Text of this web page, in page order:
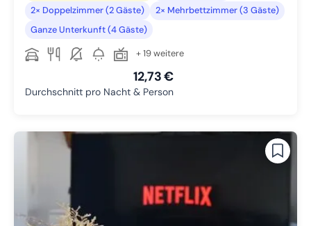
2× Doppelzimmer (2 Gäste)
2× Mehrbettzimmer (3 Gäste)
Ganze Unterkunft (4 Gäste)
+ 19 weitere
12,73 €
Durchschnitt pro Nacht & Person